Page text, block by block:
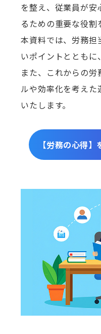
を整え、従業員が安
るための重要な役割
本資料では、労務担
いポイントとともに
また、これからの
ルや効率化を考えた
いたします。
【労務の心得